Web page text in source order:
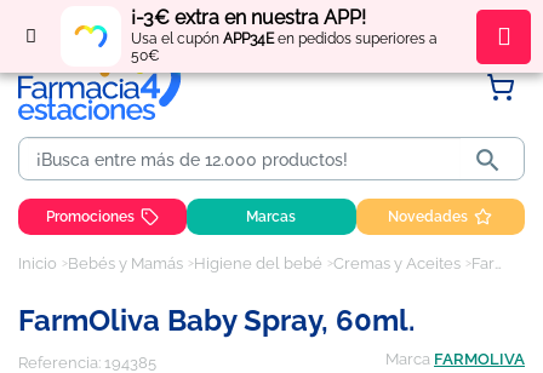
¡-3€ extra en nuestra APP!
Usa el cupón APP34Een pedidos superiores a
50€
Regístratey obténpuntos por tus compras

Promociones Marcas Novedades
Inicio Bebés y Mamás Higiene del bebé Cremas y Aceites FarmOliva Baby Spray, 60ml.
FarmOliva Baby Spray, 60ml.
Referencia: 194385 Marca FARMOLIVA